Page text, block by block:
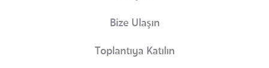
Bize Ulaşın
Toplantıya Katılın